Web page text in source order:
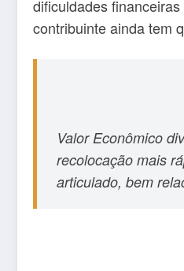
dificuldades
contribuinte ainda tem
Valor Econômico
recolocação mais
articulado, bem